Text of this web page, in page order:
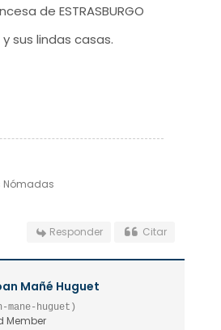
de ESTRASBURGO
sus lindas casas.
Nómadas
Responder Citar
Mañé Huguet
mane-huguet)
Member